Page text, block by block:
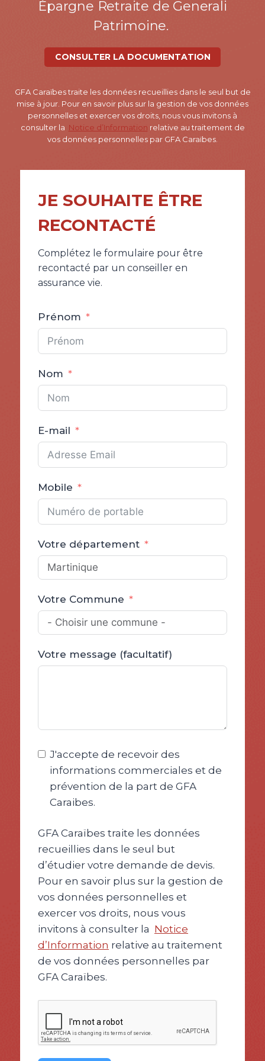
Épargne Retraite de Generali
Patrimoine.
CONSULTER LA DOCUMENTATION
GFA Caraïbes traite les données recueillies dans le seul but de
mise à jour. Pour en savoir plus sur la gestion de vos données
personnelles et exercer vos droits, nous vous invitons à
consulter la Notice d’Information relative au traitement de
vos données personnelles par GFA Caraïbes.
JE SOUHAITE ÊTRE
RECONTACTÉ
Complétez le formulaire pour être
recontacté par un conseiller en
assurance vie.
Prénom
Nom
E-mail
Mobile
Votre département
Votre Commune
Votre message (facultatif)
J'accepte de recevoir des
informations commerciales et de
prévention de la part de GFA
Caraibes.
GFA Caraïbes traite les données
recueillies dans le seul but
d’étudier votre demande de devis.
Pour en savoir plus sur la gestion de
vos données personnelles et
exercer vos droits, nous vous
invitons à consulter la Notice
d’Information relative au traitement
de vos données personnelles par
GFA Caraïbes.